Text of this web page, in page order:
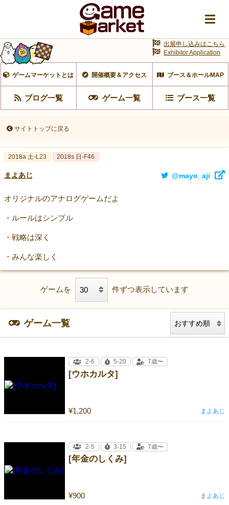
ゲームマーケットとは 開催概要＆アクセス ブース＆ホールMAP
ブログ一覧 ゲーム一覧 ブース一覧
出展申し込みはこちら
Exhibitor Application
サイトトップに戻る
2018a 土-L23 2018s 日-F46
まよあじ @mayo_aji
オリジナルのアナログゲームだよ
・ルールはシンプル
・戦略は深く
・みんな楽しく
ゲームを 件ずつ表示しています
ゲーム一覧
[ウホカルタ]
¥1,200
2-6 5-20 7歳〜
まよあじ
[年金のしくみ]
¥900
2-5 3-15 7歳〜
まよあじ